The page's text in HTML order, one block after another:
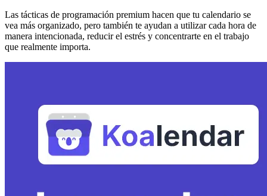
Las tácticas de programación premium hacen que tu calendario se
vea más organizado, pero también te ayudan a utilizar cada hora de
manera intencionada, reducir el estrés y concentrarte en el trabajo
que realmente importa.